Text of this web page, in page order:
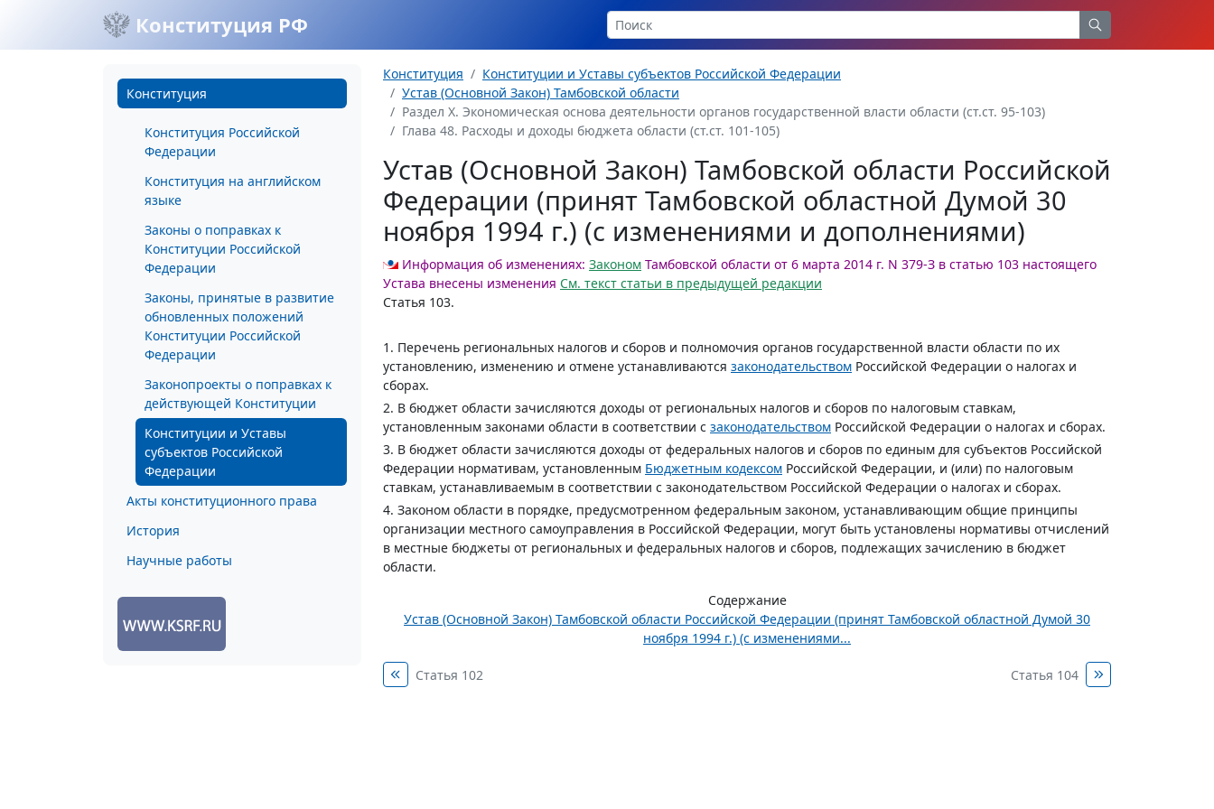
Конституция РФ
Конституция
Конституция Российской
Федерации
Конституция на английском
языке
Законы о поправках к
Конституции Российской
Федерации
Законы, принятые в развитие
обновленных положений
Конституции Российской
Федерации
Законопроекты о поправках к
действующей Конституции
Конституции и Уставы
субъектов Российской
Федерации
Акты конституционного права
История
Научные работы
Конституция
Конституции и Уставы субъектов Российской Федерации
Устав (Основной Закон) Тамбовской области
Раздел X. Экономическая основа деятельности органов государственной власти области (ст.ст. 95-103)
Глава 48. Расходы и доходы бюджета области (ст.ст. 101-105)
Устав (Основной Закон) Тамбовской области Российской
Федерации (принят Тамбовской областной Думой 30
ноября 1994 г.) (с изменениями и дополнениями)
Информация об изменениях: Законом Тамбовской области от 6 марта 2014 г. N 379-З в статью 103 настоящего
Устава внесены изменения См. текст статьи в предыдущей редакции
Статья 103.
1. Перечень региональных налогов и сборов и полномочия органов государственной власти области по их
установлению, изменению и отмене устанавливаются законодательством Российской Федерации о налогах и
сборах.
2. В бюджет области зачисляются доходы от региональных налогов и сборов по налоговым ставкам,
установленным законами области в соответствии с законодательством Российской Федерации о налогах и сборах.
3. В бюджет области зачисляются доходы от федеральных налогов и сборов по единым для субъектов Российской
Федерации нормативам, установленным Бюджетным кодексом Российской Федерации, и (или) по налоговым
ставкам, устанавливаемым в соответствии с законодательством Российской Федерации о налогах и сборах.
4. Законом области в порядке, предусмотренном федеральным законом, устанавливающим общие принципы
организации местного самоуправления в Российской Федерации, могут быть установлены нормативы отчислений
в местные бюджеты от региональных и федеральных налогов и сборов, подлежащих зачислению в бюджет
области.
Содержание
Устав (Основной Закон) Тамбовской области Российской Федерации (принят Тамбовской областной Думой 30
ноября 1994 г.) (с изменениями...
Статья 102 Статья 104